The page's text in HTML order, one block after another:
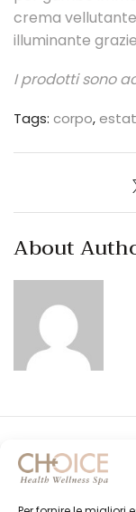
crema
illuminante
I prodotti sono
Tags: corpo,
About